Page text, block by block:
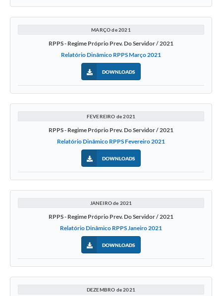
MARÇO de 2021
RPPS - Regime Próprio Prev. Do Servidor / 2021
Relatório Dinâmico RPPS Março 2021
DOWNLOADS
FEVEREIRO de 2021
RPPS - Regime Próprio Prev. Do Servidor / 2021
Relatório Dinâmico RPPS Fevereiro 2021
DOWNLOADS
JANEIRO de 2021
RPPS - Regime Próprio Prev. Do Servidor / 2021
Relatório Dinâmico RPPS Janeiro 2021
DOWNLOADS
DEZEMBRO de 2021